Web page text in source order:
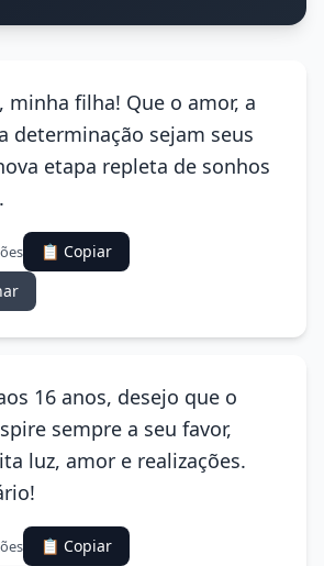
minha filha! Que o amor, a
determinação sejam seus
etapa repleta de sonhos
📋 Copiar
16 anos, desejo que o
sempre a seu favor,
luz, amor e realizações.
📋 Copiar